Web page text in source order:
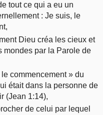
tout ce qui a eu un
: Je suis, le
Dieu créa les cieux et
mondes par la Parole de
commencement » du
était dans la personne de
(Jean 1:14),
de celui par lequel